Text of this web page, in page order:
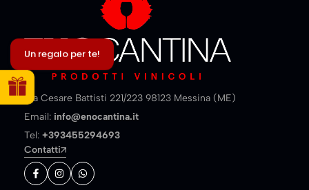
Via Cesare Battisti 221/223 98123 Messina (ME)
Email: info@enocantina.it
Tel: +393455294693
Contatti
Un regalo per te!